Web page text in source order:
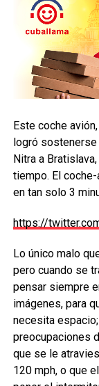
Este coche
logró
Nitra a
tiempo. El
en tan solo 3
https://
Lo único malo
pero cuando se
pensar siempre
imágenes, para
necesita
preocupaciones
que se le
120 mph, o que